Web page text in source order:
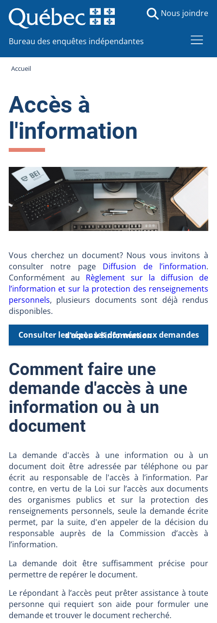
Bureau des enquêtes indépendantes
Nous joindre
Accueil
Accès à
l'information
Vous cherchez un document? Nous vous invitons à
consulter notre page Diffusion de l’information.
Conformément au Règlement sur la diffusion de
l’information et sur la protection des renseignements
personnels, plusieurs documents sont déjà rendus
disponibles.
Consulter les réponses données aux demandes d’accès à l’information
Comment faire une
demande d'accès à une
information ou à un
document
La demande d'accès à une information ou à un
document doit être adressée par téléphone ou par
écrit au responsable de l'accès à l’information. Par
contre, en vertu de la Loi sur l’accès aux documents
des organismes publics et sur la protection des
renseignements personnels, seule la demande écrite
permet, par la suite, d'en appeler de la décision du
responsable auprès de la Commission d’accès à
l’information.
La demande doit être suffisamment précise pour
permettre de repérer le document.
Le répondant à l’accès peut prêter assistance à toute
personne qui requiert son aide pour formuler une
demande et trouver le document recherché.